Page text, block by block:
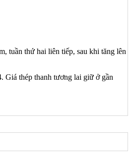
tuần thứ hai liên tiếp, sau khi tăng lên
Giá thép thanh tương lai giữ ở gần